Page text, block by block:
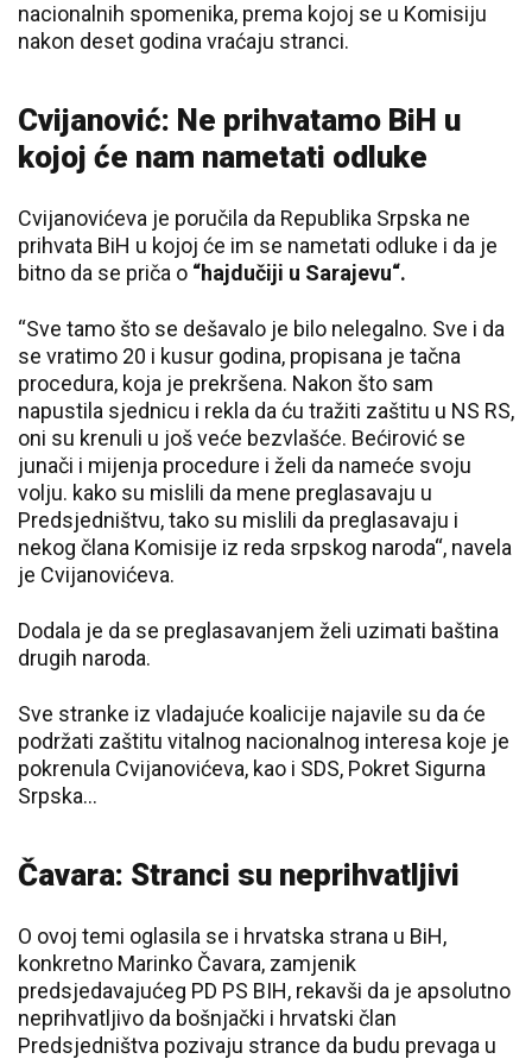
nacionalnih spomenika, prema kojoj se u Komisiju
nakon deset godina vraćaju stranci.
Cvijanović: Ne prihvatamo BiH u
kojoj će nam nametati odluke
Cvijanovićeva je poručila da Republika Srpska ne
prihvata BiH u kojoj će im se nametati odluke i da je
bitno da se priča o “hajdučiji u Sarajevu“.
“Sve tamo što se dešavalo je bilo nelegalno. Sve i da
se vratimo 20 i kusur godina, propisana je tačna
procedura, koja je prekršena. Nakon što sam
napustila sjednicu i rekla da ću tražiti zaštitu u NS RS,
oni su krenuli u još veće bezvlašće. Bećirović se
junači i mijenja procedure i želi da nameće svoju
volju. kako su mislili da mene preglasavaju u
Predsjedništvu, tako su mislili da preglasavaju i
nekog člana Komisije iz reda srpskog naroda“, navela
je Cvijanovićeva.
Dodala je da se preglasavanjem želi uzimati baština
drugih naroda.
Sve stranke iz vladajuće koalicije najavile su da će
podržati zaštitu vitalnog nacionalnog interesa koje je
pokrenula Cvijanovićeva, kao i SDS, Pokret Sigurna
Srpska...
Čavara: Stranci su neprihvatljivi
O ovoj temi oglasila se i hrvatska strana u BiH,
konkretno Marinko Čavara, zamjenik
predsjedavajućeg PD PS BIH, rekavši da je apsolutno
neprihvatljivo da bošnjački i hrvatski član
Predsjedništva pozivaju strance da budu prevaga u